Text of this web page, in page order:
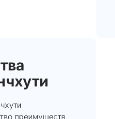
преимуществ